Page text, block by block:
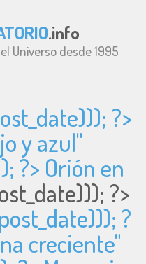
.info
Universo desde 1995
?>
y azul"
?> Orión en
?>
post_date))); ?
creciente"